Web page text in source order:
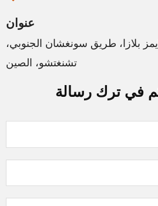
عنوان
ياشينغ تايمز بلازا، طريق سونغشان الجنوبي،
تشنغتشو، الصين
في ترك رسالة